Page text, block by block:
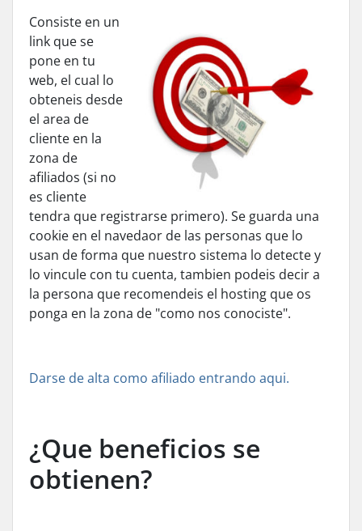
Consiste en un
link que se
pone en tu
web, el cual lo
obteneis desde
el area de
cliente en la
zona de
afiliados (si no
es cliente
tendra que registrarse primero). Se guarda una
cookie en el navedaor de las personas que lo
usan de forma que nuestro sistema lo detecte y
lo vincule con tu cuenta, tambien podeis decir a
la persona que recomendeis el hosting que os
ponga en la zona de "como nos conociste".
Darse de alta como afiliado entrando aqui.
¿Que beneficios se
obtienen?